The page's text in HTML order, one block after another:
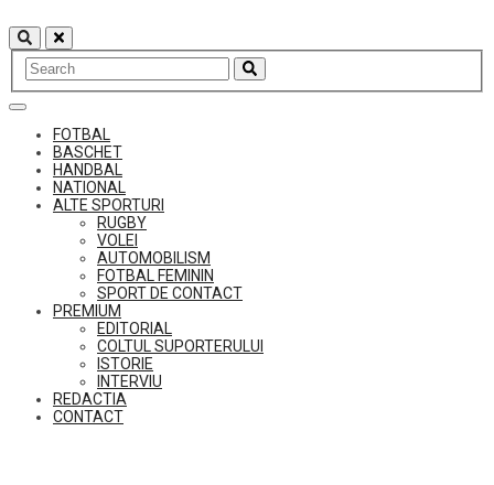
to
content
FOTBAL
BASCHET
HANDBAL
NATIONAL
ALTE SPORTURI
RUGBY
VOLEI
AUTOMOBILISM
FOTBAL FEMININ
SPORT DE CONTACT
PREMIUM
EDITORIAL
COLTUL SUPORTERULUI
ISTORIE
INTERVIU
REDACTIA
CONTACT